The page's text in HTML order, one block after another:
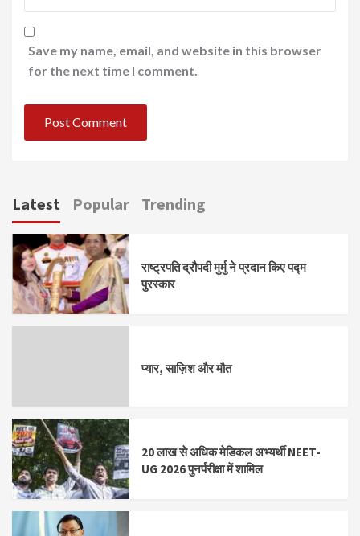
Save my name, email, and website in this browser
for the next time I comment.
Latest Popular Trending
राष्ट्रपति द्रौपदी मुर्मु ने प्रदान किए पद्म
पुरस्कार
प्यार, साज़िश और मौत
20 लाख से अधिक मेडिकल अभ्यर्थी NEET-
UG 2026 पुनर्परीक्षा में शामिल